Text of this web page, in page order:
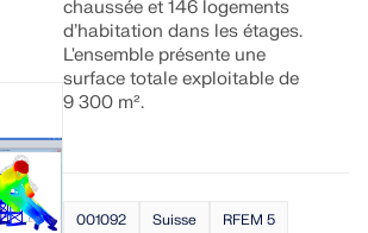
chaussée et 146 logements
d’habitation dans les étages.
L'ensemble présente une
surface totale exploitable de
9 300 m².
001092 Suisse RFEM 5